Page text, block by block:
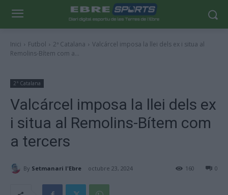
Inici Futbol 2ª Catalana
Valcárcel imposa la llei dels ex i situa al
Remolins-Bítem com a...
2ª Catalana
Valcárcel imposa la llei dels ex
i situa al Remolins-Bítem com
a tercers
By Setmanari l'Ebre octubre 23, 2024 0
160